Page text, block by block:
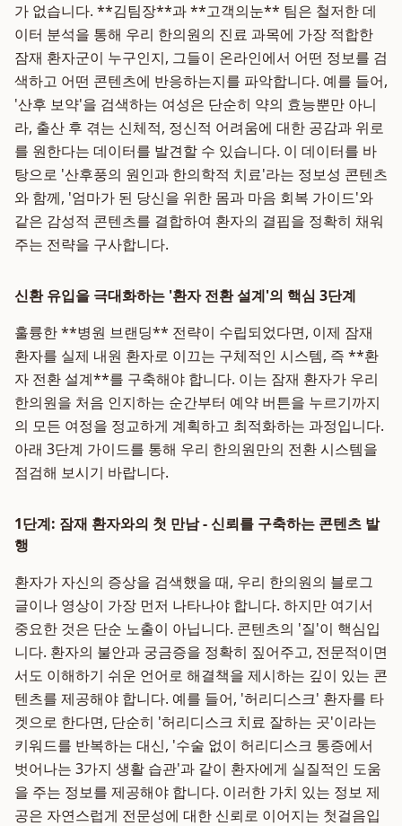
가 없습니다. **김팀장**과 **고객의눈** 팀은 철저한 데
이터 분석을 통해 우리 한의원의 진료 과목에 가장 적합한
잠재 환자군이 누구인지, 그들이 온라인에서 어떤 정보를 검
색하고 어떤 콘텐츠에 반응하는지를 파악합니다. 예를 들어,
'산후 보약'을 검색하는 여성은 단순히 약의 효능뿐만 아니
라, 출산 후 겪는 신체적, 정신적 어려움에 대한 공감과 위로
를 원한다는 데이터를 발견할 수 있습니다. 이 데이터를 바
탕으로 '산후풍의 원인과 한의학적 치료'라는 정보성 콘텐츠
와 함께, '엄마가 된 당신을 위한 몸과 마음 회복 가이드'와
같은 감성적 콘텐츠를 결합하여 환자의 결핍을 정확히 채워
주는 전략을 구사합니다.
신환 유입을 극대화하는 '환자 전환 설계'의 핵심 3단계
훌륭한 **병원 브랜딩** 전략이 수립되었다면, 이제 잠재
환자를 실제 내원 환자로 이끄는 구체적인 시스템, 즉 **환
자 전환 설계**를 구축해야 합니다. 이는 잠재 환자가 우리
한의원을 처음 인지하는 순간부터 예약 버튼을 누르기까지
의 모든 여정을 정교하게 계획하고 최적화하는 과정입니다.
아래 3단계 가이드를 통해 우리 한의원만의 전환 시스템을
점검해 보시기 바랍니다.
1단계: 잠재 환자와의 첫 만남 - 신뢰를 구축하는 콘텐츠 발
행
환자가 자신의 증상을 검색했을 때, 우리 한의원의 블로그
글이나 영상이 가장 먼저 나타나야 합니다. 하지만 여기서
중요한 것은 단순 노출이 아닙니다. 콘텐츠의 '질'이 핵심입
니다. 환자의 불안과 궁금증을 정확히 짚어주고, 전문적이면
서도 이해하기 쉬운 언어로 해결책을 제시하는 깊이 있는 콘
텐츠를 제공해야 합니다. 예를 들어, '허리디스크' 환자를 타
겟으로 한다면, 단순히 '허리디스크 치료 잘하는 곳'이라는
키워드를 반복하는 대신, '수술 없이 허리디스크 통증에서
벗어나는 3가지 생활 습관'과 같이 환자에게 실질적인 도움
을 주는 정보를 제공해야 합니다. 이러한 가치 있는 정보 제
공은 자연스럽게 전문성에 대한 신뢰로 이어지는 첫걸음입